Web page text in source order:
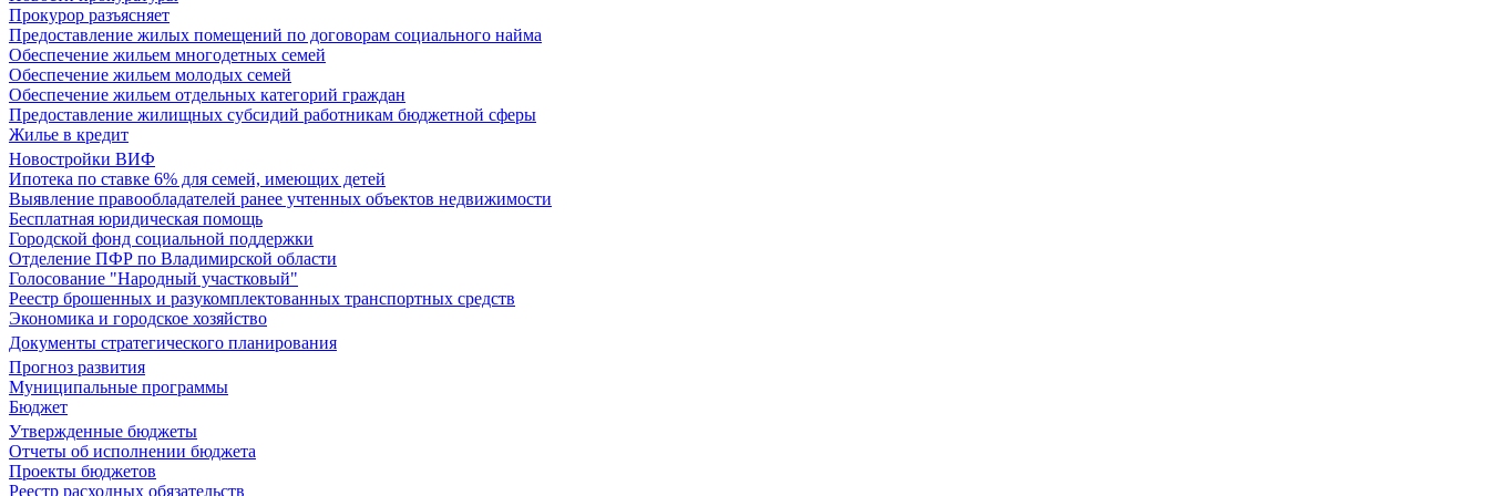
Прокурор разъясняет
Предоставление жилых помещений по договорам социального найма
Обеспечение жильем многодетных семей
Обеспечение жильем молодых семей
Обеспечение жильем отдельных категорий граждан
Предоставление жилищных субсидий работникам бюджетной сферы
Жилье в кредит
Новостройки ВИФ
Ипотека по ставке 6% для семей, имеющих детей
Выявление правообладателей ранее учтенных объектов недвижимости
Бесплатная юридическая помощь
Городской фонд социальной поддержки
Отделение ПФР по Владимирской области
Голосование "Народный участковый"
Реестр брошенных и разукомплектованных транспортных средств
Экономика и городское хозяйство
Документы стратегического планирования
Прогноз развития
Муниципальные программы
Бюджет
Утвержденные бюджеты
Отчеты об исполнении бюджета
Проекты бюджетов
Реестр расходных обязательств